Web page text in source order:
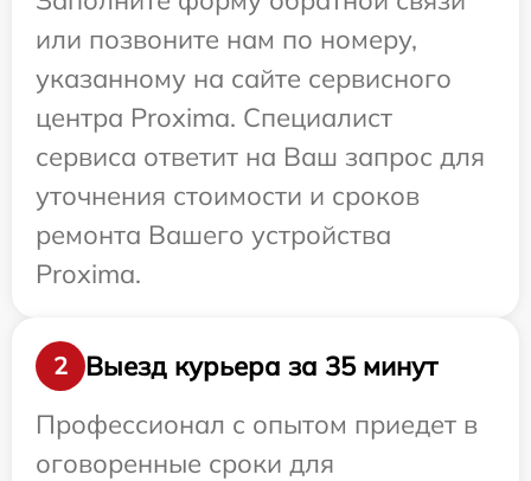
или позвоните нам по номеру,
указанному на сайте сервисного
центра Proxima. Специалист
сервиса ответит на Ваш запрос для
уточнения стоимости и сроков
ремонта Вашего устройства
Proxima.
2
Выезд курьера за 35 минут
Профессионал с опытом приедет в
оговоренные сроки для